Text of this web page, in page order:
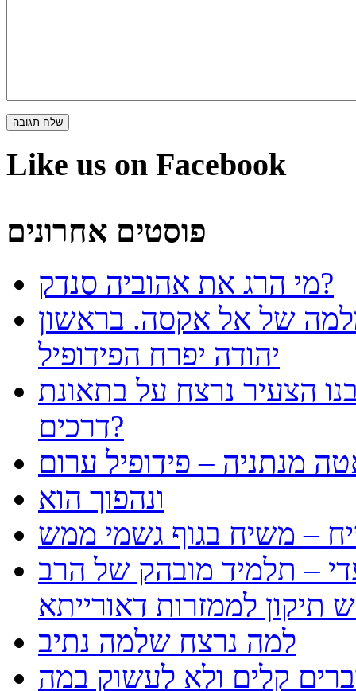
Like us on Facebook
פוסטים אחרונים
מי הרג את אהוביה סנדק?
של אל אקסה. בראשון
יהודה יפרח הפידופיל
הצעיר נרצח על בתאונת
דרכים?
מנתניה – פידופיל ערום
ונהפוך הוא
– משיח בגוף גשמי ממש
– תלמיד מובהק של הרב
למה נרצח שלמה נתיב
קלים ולא לעשוק במה